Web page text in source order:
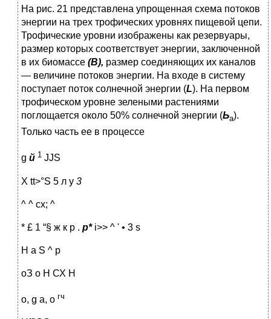
На рис. 21 представлена упрощенная схема потоков
энер­гии на трех трофических уровнях пищевой цепи.
Трофические уровни изображены как резервуары,
размер которых соответ­ствует энергии, заключенной
в их биомассе (В), размер соеди­няющих их каналов
— величине потоков энергии. На входе в систему
поступает поток солнечной энергии (L). На первом
трофическом уровне зелеными растениями
поглощается око­ло 50% солнечной энергии (Ьа).
Только часть ее в процессе
g й 1 ЈJS
X tt>°S 5 л у 3
^ ^ сх; ^
* £ 1 “§ ж к р . р*і>> ^ ' • 3 s
Н a S ^ р
оЗ о Н СХ Н
о, g а, о гч